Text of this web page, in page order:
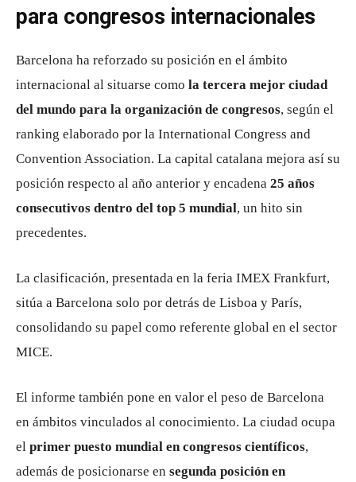
para congresos internacionales
Barcelona ha reforzado su posición en el ámbito
internacional al situarse como la tercera mejor ciudad
del mundo para la organización de congresos, según el
ranking elaborado por la International Congress and
Convention Association. La capital catalana mejora así su
posición respecto al año anterior y encadena 25 años
consecutivos dentro del top 5 mundial, un hito sin
precedentes.
La clasificación, presentada en la feria IMEX Frankfurt,
sitúa a Barcelona solo por detrás de Lisboa y París,
consolidando su papel como referente global en el sector
MICE.
El informe también pone en valor el peso de Barcelona
en ámbitos vinculados al conocimiento. La ciudad ocupa
el primer puesto mundial en congresos científicos,
además de posicionarse en segunda posición en